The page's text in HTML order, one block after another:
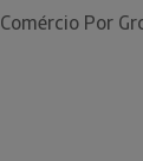
Comércio Por